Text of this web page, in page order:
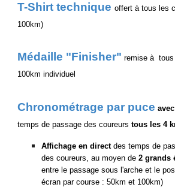
T-Shirt technique offert à tous les
100km)
Médaille "Finisher" remise à
100km individuel
Chronométrage par puce
temps de passage des coureurstous les 4
Affichage en directdes temps de
des coureurs, au moyen de2 grands
entre le passage sous l'arche et le
écran par course : 50km et 100km)